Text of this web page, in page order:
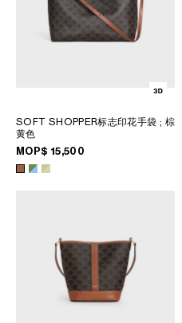
SOFT SHOPPER标志印花手袋 ; 棕
黄色
MOP$ 15,500